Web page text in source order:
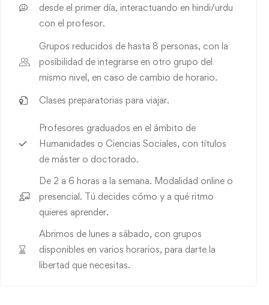
desde el primer día, interactuando en hindi/urdu
con el profesor.
Grupos reducidos de hasta 8 personas, con la
posibilidad de integrarse en otro grupo del
mismo nivel, en caso de cambio de horario.
Clases preparatorias para viajar.
Profesores graduados en el ámbito de
Humanidades o Ciencias Sociales, con títulos
de máster o doctorado.
De 2 a 6 horas a la semana. Modalidad online o
presencial. Tú decides cómo y a qué ritmo
quieres aprender.
Abrimos de lunes a sábado, con grupos
disponibles en varios horarios, para darte la
libertad que necesitas.